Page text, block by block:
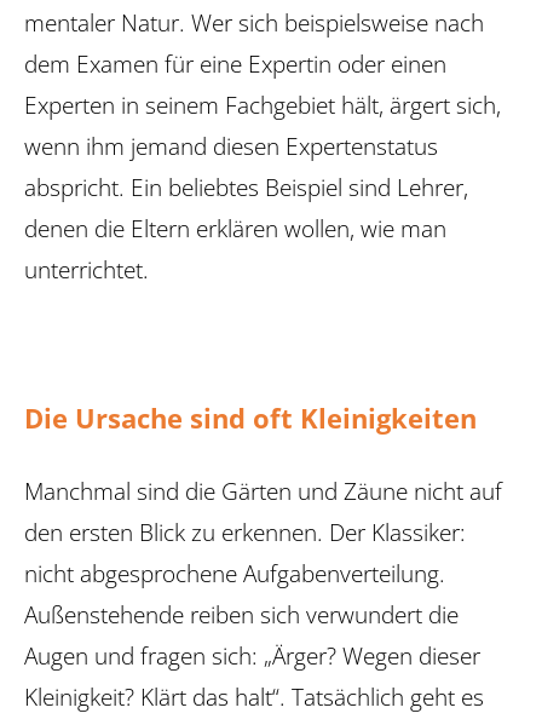
mentaler Natur. Wer sich beispielsweise nach
dem Examen für eine Expertin oder einen
Experten in seinem Fachgebiet hält, ärgert sich,
wenn ihm jemand diesen Expertenstatus
abspricht. Ein beliebtes ­Beispiel sind Lehrer,
denen die Eltern erklären wollen, wie man
unterrichtet.
Die Ursache sind oft Kleinigkeiten
Manchmal sind die Gärten und Zäune nicht auf
den ersten Blick zu erkennen. Der Klassiker:
nicht abgesprochene Aufgabenverteilung.
Außenstehende reiben sich verwundert die
Augen und fragen sich: „Ärger? Wegen dieser
Kleinigkeit? Klärt das halt“. Tatsächlich geht es